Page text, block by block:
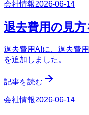
会社情報2026-06-14
退去費用の見
退去費用AIに、退去費
を追加しました。
記事を読む
会社情報2026-06-14